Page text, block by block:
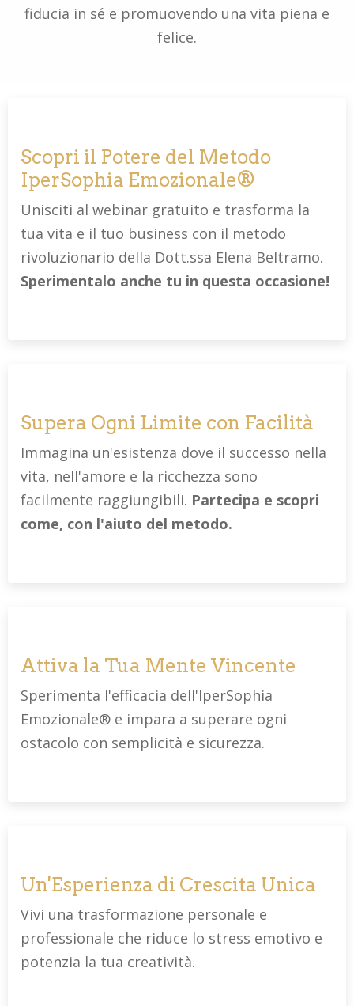
fiducia in sé e promuovendo una vita piena e
felice.
Scopri il Potere del Metodo
IperSophia Emozionale®
Unisciti al webinar gratuito e trasforma la
tua vita e il tuo business con il metodo
rivoluzionario della Dott.ssa Elena Beltramo.
Sperimentalo anche tu in questa occasione!
Supera Ogni Limite con Facilità
Immagina un'esistenza dove il successo nella
vita, nell'amore e la ricchezza sono
facilmente raggiungibili. Partecipa e scopri
come, con l'aiuto del metodo.
Attiva la Tua Mente Vincente
Sperimenta l'efficacia dell'IperSophia
Emozionale® e impara a superare ogni
ostacolo con semplicità e sicurezza.
Un'Esperienza di Crescita Unica
Vivi una trasformazione personale e
professionale che riduce lo stress emotivo e
potenzia la tua creatività.